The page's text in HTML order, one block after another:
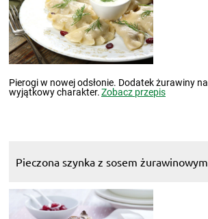
Pierogi w nowej odsłonie. Dodatek żurawiny
wyjątkowy charakter.Zobacz przepis
Pieczona szynka z sosem żurawinowym